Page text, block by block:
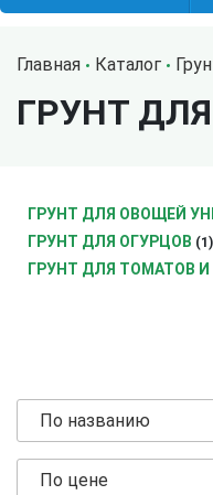
Главная Каталог
ГРУНТ
ГРУНТ ДЛЯ ОВОЩЕЙ
ГРУНТ ДЛЯ ОГУРЦОВ (1)
ГРУНТ ДЛЯ ТОМАТОВ И
По названию
По цене